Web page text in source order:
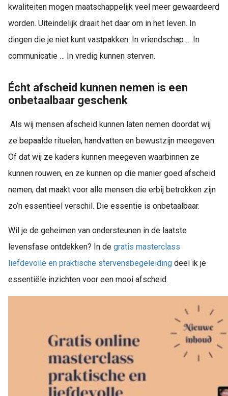
kwaliteiten mogen maatschappelijk veel meer gewaardeerd
worden. Uiteindelijk draait het daar om in het leven. In
dingen die je niet kunt vastpakken. In vriendschap … In
communicatie … In vredig kunnen sterven.
Écht afscheid kunnen nemen is een
onbetaalbaar geschenk
Als wij mensen afscheid kunnen laten nemen doordat wij
ze bepaalde rituelen, handvatten en bewustzijn meegeven.
Of dat wij ze kaders kunnen meegeven waarbinnen ze
kunnen rouwen, en ze kunnen op die manier goed afscheid
nemen, dat maakt voor alle mensen die erbij betrokken zijn
zo’n essentieel verschil. Die essentie is onbetaalbaar.
Wil je de geheimen van ondersteunen in de laatste
levensfase ontdekken? In de gratis masterclass
liefdevolle en praktische stervensbegeleiding deel ik je
essentiële inzichten voor een mooi afscheid.